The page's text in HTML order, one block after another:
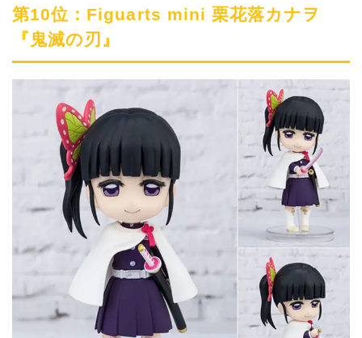
第10位：Figuarts mini 栗花落カナヲ
『鬼滅の刃』